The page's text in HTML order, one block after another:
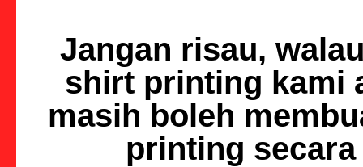
Jangan risau,
shirt printing kami
masih boleh
printing